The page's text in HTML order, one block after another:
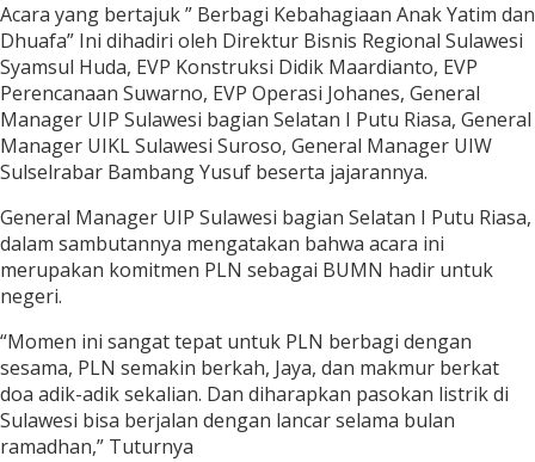
Acara yang bertajuk ” Berbagi Kebahagiaan Anak Yatim dan
Dhuafa” Ini dihadiri oleh Direktur Bisnis Regional Sulawesi
Syamsul Huda, EVP Konstruksi Didik Maardianto, EVP
Perencanaan Suwarno, EVP Operasi Johanes, General
Manager UIP Sulawesi bagian Selatan I Putu Riasa, General
Manager UIKL Sulawesi Suroso, General Manager UIW
Sulselrabar Bambang Yusuf beserta jajarannya.
General Manager UIP Sulawesi bagian Selatan I Putu Riasa,
dalam sambutannya mengatakan bahwa acara ini
merupakan komitmen PLN sebagai BUMN hadir untuk
negeri.
“Momen ini sangat tepat untuk PLN berbagi dengan
sesama, PLN semakin berkah, Jaya, dan makmur berkat
doa adik-adik sekalian. Dan diharapkan pasokan listrik di
Sulawesi bisa berjalan dengan lancar selama bulan
ramadhan,” Tuturnya